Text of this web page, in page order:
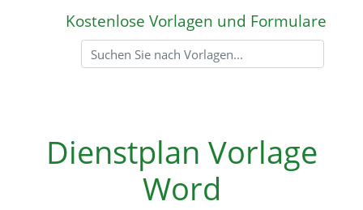
Kostenlose Vorlagen und Formulare
Dienstplan Vorlage
Word